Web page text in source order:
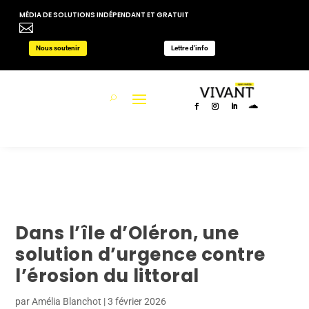
MÉDIA DE SOLUTIONS INDÉPENDANT ET GRATUIT

Nous soutenir Lettre d'info
Dans l’île d’Oléron, une
solution d’urgence contre
l’érosion du littoral
parAmélia Blanchot |3 février 2026